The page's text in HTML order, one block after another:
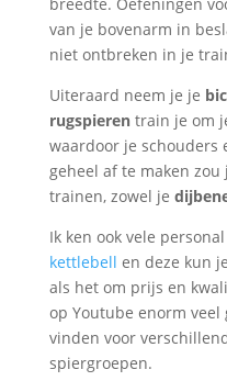
breedte. Oefeningen
van je bovenarm in
niet ontbreken in je
Uiteraard neem je je
rugspierentrain je om
waardoor je schouders
geheel af te maken
trainen, zowel je
Ik ken ook vele
kettlebell en deze kun
als het om prijs en
op Youtube enorm veel
vinden voor
spiergroepen.